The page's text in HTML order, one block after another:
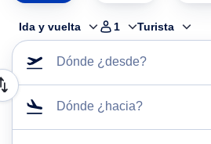
Ida y vuelta 1 Turista
Dónde ¿desde?
Dónde ¿hacia?